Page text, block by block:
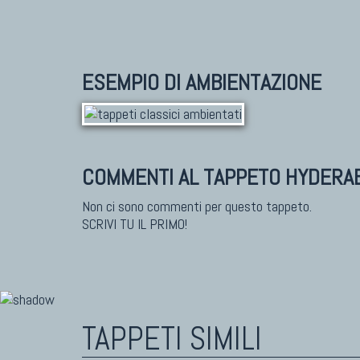
ESEMPIO DI AMBIENTAZIONE
COMMENTI AL TAPPETO
Non ci sono commenti per questo tappeto.
SCRIVI TU IL PRIMO!
TAPPETI SIMILI